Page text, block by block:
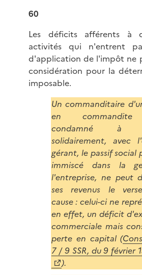
60
Les déficits afférents à
activités qui n'entrent
d'application de l'impôt ne
considération pour la
imposable.
Un commanditaire
en commandite
condamné à
solidairement, avec
gérant, le passif social
immiscé dans la
l'entreprise, ne peut
ses revenus le
cause : celui-ci ne
en effet, un déficit
commerciale mais
perte en capital (
7 / 9 SSR, du 9 février
).